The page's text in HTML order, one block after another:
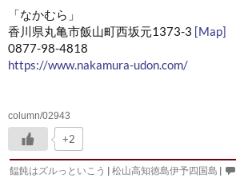
「なかむら」
香川県丸亀市飯山町西坂元1373-3 [Map]
0877-98-4818
https://www.nakamura-udon.com/
column/02943
+2
饂飩はズルっといこう | 松山高知徳島伊予四国島 |